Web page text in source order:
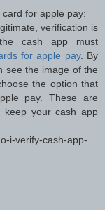
for apple pay:
verification is
cash app must
for apple pay. By
see the image of the
the option that
pay. These are
keep your cash app
i-verify-cash-app-